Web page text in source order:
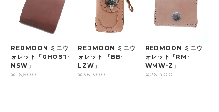
REDMOON ミニウ
ォレット「GHOST-
NSW」
¥16,500
REDMOON ミニウ
ォレット 「BB-
LZW」
¥36,300
REDMOON ミニウ
ォレット「RM-
WMW-Z」
¥26,400